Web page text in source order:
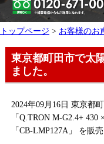
トップページ > お客様のお
東京都町田市で太
ました。
2024年09月16日 東京都
「Q.TRON M-G2.4+
「CB-LMP127A」 を販